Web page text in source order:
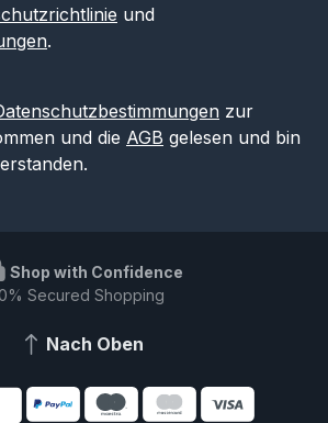
und
.
zur
und die AGB gelesen und bin
Shop with Confidence
Secured Shopping
Nach Oben